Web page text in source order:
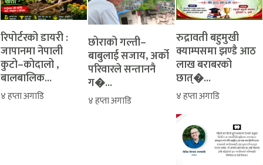
रिपोर्टरको डायरी :
जापानमा नेपाली
कुटो–कोदालो ,
बालबालिक...
४ हप्ता अगाडि
‎​छोराको गल्ती–
बाबुलाई सजाय, अर्को
परिवारले सन्ताननै
ग�...
४ हप्ता अगाडि
रुद्रावती बहुमुखी
क्याम्पसमा झण्डै आठ
लाख बराबरको
छात्�...
४ हप्ता अगाडि